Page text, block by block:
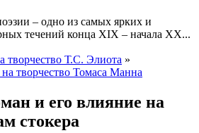
– одно из самых ярких и
течений конца XIX – начала XX...
творчество Т.С. Элиота »
творчество Томаса Манна
и его влияние на
стокера